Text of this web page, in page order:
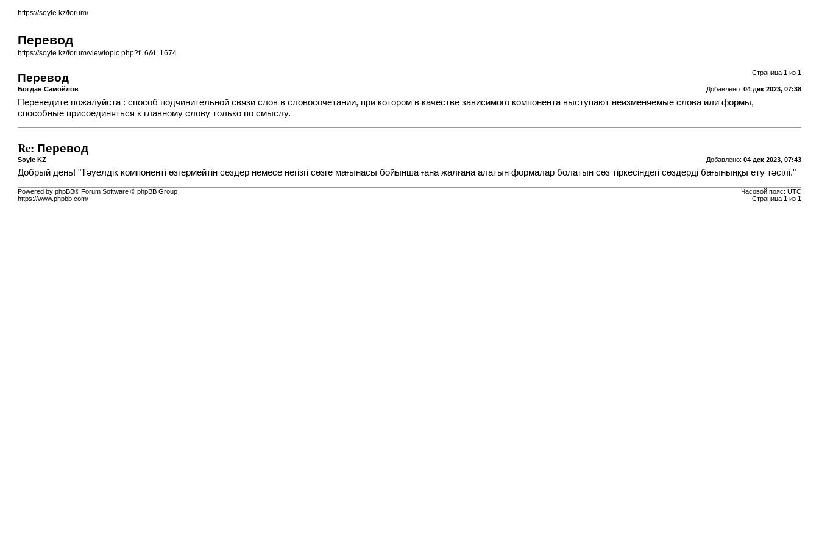
https://soyle.kz/forum/
Перевод
https://soyle.kz/forum/viewtopic.php?f=6&t=1674
Страница 1из 1
Перевод
Добавлено: 04 дек 2023, 07:38
Богдан Самойлов
Переведите пожалуйста : способ подчинительной связи слов в словосочетании, при котором в качестве зависимого компонента выступают неизменяемые слова или формы,
способные присоединяться к главному слову только по смыслу.
Re: Перевод
Добавлено: 04 дек 2023, 07:43
Soyle KZ
Добрый день! "Тәуелдік компоненті өзгермейтін сөздер немесе негізгі сөзге мағынасы бойынша ғана жалғана алатын формалар болатын сөз тіркесіндегі сөздерді бағыныңқы ету тәсілі."
Часовой пояс: UTC
Страница 1из 1
Powered by phpBB® Forum Software © phpBB Group
https://www.phpbb.com/